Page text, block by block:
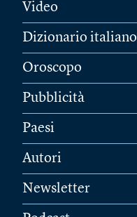
Video
Dizionario italiano
Oroscopo
Pubblicità
Paesi
Autori
Newsletter